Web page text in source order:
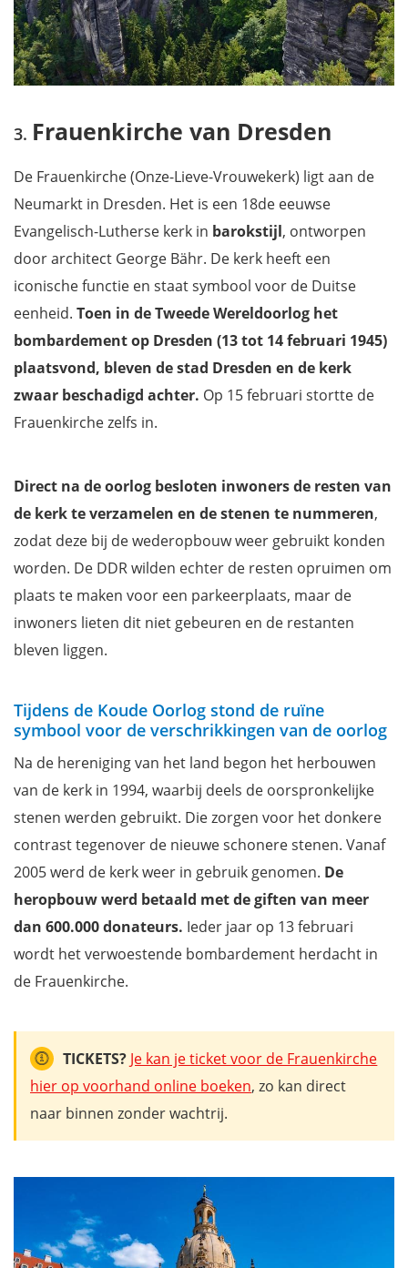
Frauenkirche van Dresden
De Frauenkirche (Onze-Lieve-Vrouwekerk) ligt aan de
Neumarkt in Dresden. Het is een 18de eeuwse
Evangelisch-Lutherse kerk in barokstijl, ontworpen
door architect George Bähr. De kerk heeft een
iconische functie en staat symbool voor de Duitse
eenheid. Toen in de Tweede Wereldoorlog het
bombardement op Dresden (13 tot 14 februari 1945)
plaatsvond, bleven de stad Dresden en de kerk
zwaar beschadigd achter. Op 15 februari stortte de
Frauenkirche zelfs in.
Direct na de oorlog besloten inwoners de resten van
de kerk te verzamelen en de stenen te nummeren,
zodat deze bij de wederopbouw weer gebruikt konden
worden. De DDR wilden echter de resten opruimen om
plaats te maken voor een parkeerplaats, maar de
inwoners lieten dit niet gebeuren en de restanten
bleven liggen.
Tijdens de Koude Oorlog stond de ruïne
symbool voor de verschrikkingen van de oorlog
Na de hereniging van het land begon het herbouwen
van de kerk in 1994, waarbij deels de oorspronkelijke
stenen werden gebruikt. Die zorgen voor het donkere
contrast tegenover de nieuwe schonere stenen. Vanaf
2005 werd de kerk weer in gebruik genomen. De
heropbouw werd betaald met de giften van meer
dan 600.000 donateurs. Ieder jaar op 13 februari
wordt het verwoestende bombardement herdacht in
de Frauenkirche.
TICKETS? Je kan je ticket voor de Frauenkirche
hier op voorhand online boeken, zo kan direct
naar binnen zonder wachtrij.